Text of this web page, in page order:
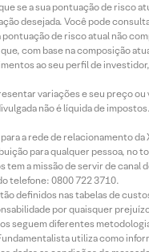
se a sua pontuação de risco
desejada. Você pode
pontuação de risco atual não
com base na composição
ao seu perfil de
variações e seu preço
não é líquida de
a rede de relacionamento
para qualquer pessoa,
tem a missão de servir de
telefone: 0800 722 3710.
definidos nas tabelas de
por quaisquer
seguem diferentes
utiliza como